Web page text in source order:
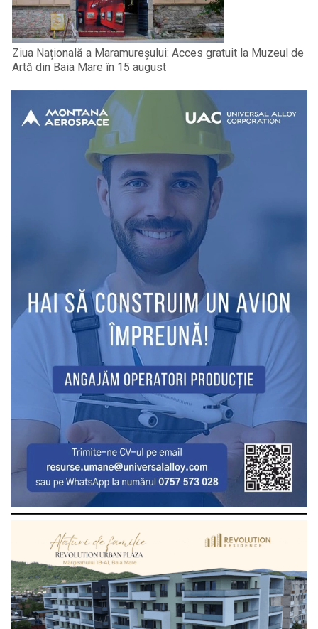
Ziua Națională a Maramureșului: Acces gratuit la Muzeul de
Artă din Baia Mare în 15 august